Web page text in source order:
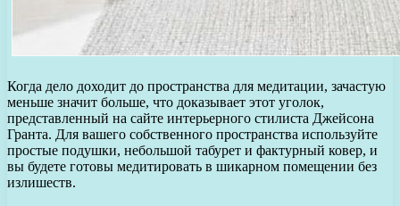
Когда дело доходит до пространства для медитации, зачастую
меньше значит больше, что доказывает этот уголок,
представленный на сайте интерьерного стилиста Джейсона
Гранта. Для вашего собственного пространства используйте
простые подушки, небольшой табурет и фактурный ковер, и
вы будете готовы медитировать в шикарном помещении без
излишеств.